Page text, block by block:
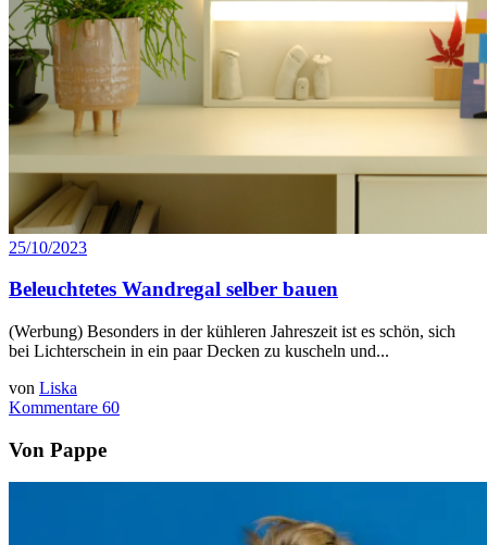
25/10/2023
Beleuchtetes Wandregal selber bauen
(Werbung) Besonders in der kühleren Jahreszeit ist es schön, sich
bei Lichterschein in ein paar Decken zu kuscheln und...
von Liska
Kommentare 60
Von Pappe